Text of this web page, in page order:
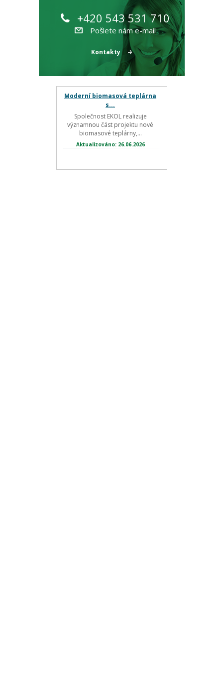
+420 543 531 710
Pošlete nám e-mail
Kontakty
Moderní biomasová teplárna
s...
Společnost EKOL realizuje
významnou část projektu nové
biomasové teplárny,...
Aktualizováno: 26.06.2026